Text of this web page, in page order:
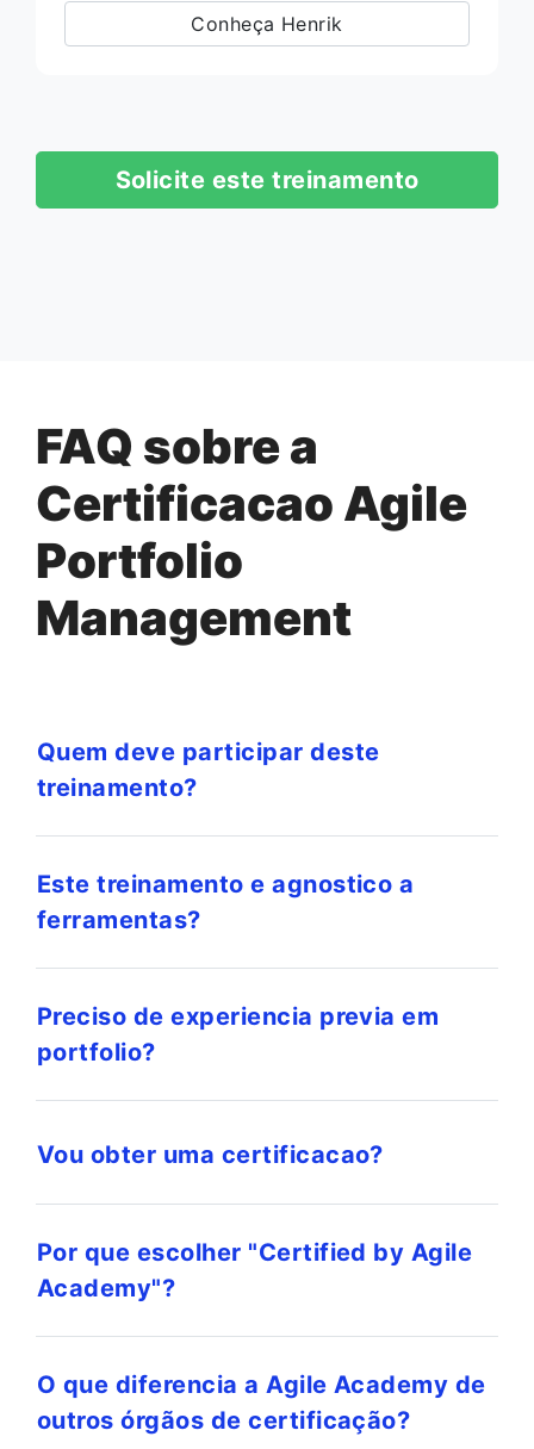
Conheça Henrik
Solicite este treinamento
FAQ sobre a
Certificacao Agile
Portfolio
Management
Quem deve participar deste
treinamento?
Este treinamento e agnostico a
ferramentas?
Preciso de experiencia previa em
portfolio?
Vou obter uma certificacao?
Por que escolher "Certified by Agile
Academy"?
O que diferencia a Agile Academy de
outros órgãos de certificação?